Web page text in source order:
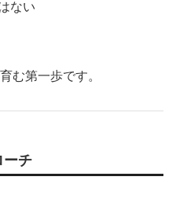
ない
む第一歩です。
チ